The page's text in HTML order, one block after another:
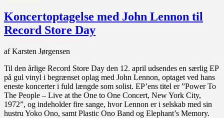
Koncertoptagelse med John Lennon til
Record Store Day
af Karsten Jørgensen
Til den årlige Record Store Day den 12. april udsendes en særlig EP
på gul vinyl i begrænset oplag med John Lennon, optaget ved hans
eneste koncerter i fuld længde som solist. EP’ens titel er ”Power To
The People – Live at the One to One Concert, New York City,
1972”, og indeholder fire sange, hvor Lennon er i selskab med sin
hustru Yoko Ono, samt Plastic Ono Band og Elephant’s Memory.